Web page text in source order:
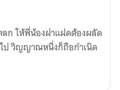
ก ให้พี่น้องฝาแฝดต้องผลัด
ป วิญญาณหนึ่งก็ถือกำเนิด